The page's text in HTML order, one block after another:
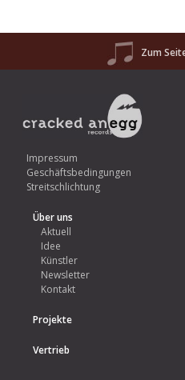
Zum
Impressum
Geschäftsbedingungen
Streitschlichtung
Über uns
Aktuell
Idee
Künstler
Newsletter
Kontakt
Projekte
Vertrieb